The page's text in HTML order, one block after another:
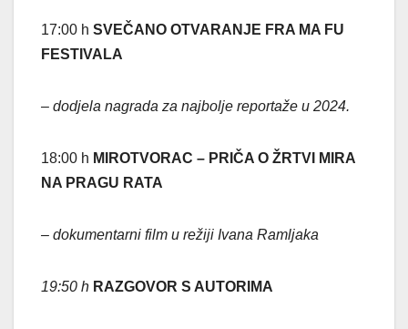
17:00 h SVEČANO OTVARANJE FRA MA FU
FESTIVALA
– dodjela nagrada za najbolje reportaže u 2024.
18:00 h MIROTVORAC – PRIČA O ŽRTVI MIRA
NA PRAGU RATA
– dokumentarni film u režiji Ivana Ramljaka
19:50 h RAZGOVOR S AUTORIMA